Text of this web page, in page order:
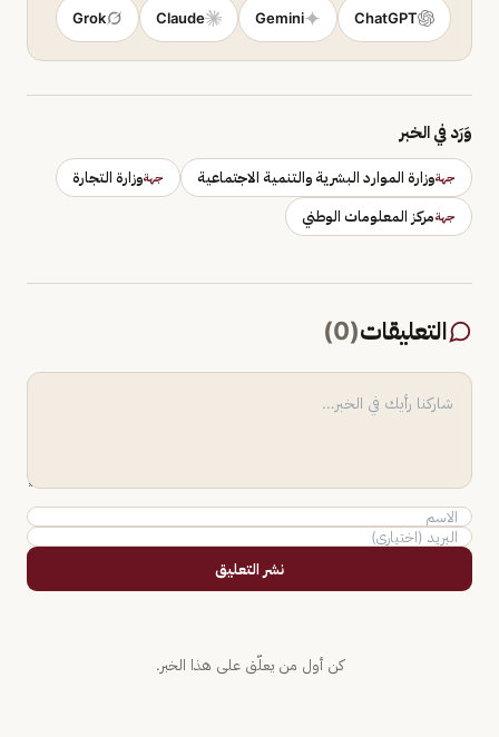
ChatGPT
Gemini
Claude
Grok
وَرَد في الخبر
جهةوزارة الموارد البشرية والتنمية الاجتماعية جهةوزارة التجارة
جهةمركز المعلومات الوطني
التعليقات(
0
)
نشر التعليق
كن أول من يعلّق على هذا الخبر.